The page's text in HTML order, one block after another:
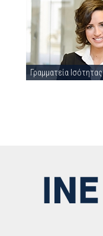
Γραμματεία Ισότητας